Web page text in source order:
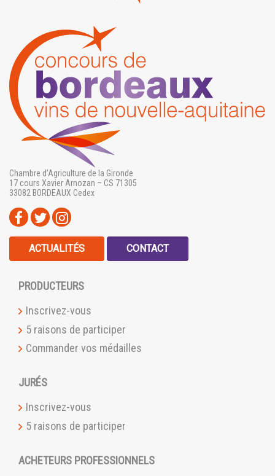
Chambre d’Agriculture de la Gironde
17 cours Xavier Arnozan – CS 71305
33082 BORDEAUX Cedex
ACTUALITÉS CONTACT
PRODUCTEURS
Inscrivez-vous
5 raisons de participer
Commander vos médailles
JURÉS
Inscrivez-vous
5 raisons de participer
ACHETEURS PROFESSIONNELS